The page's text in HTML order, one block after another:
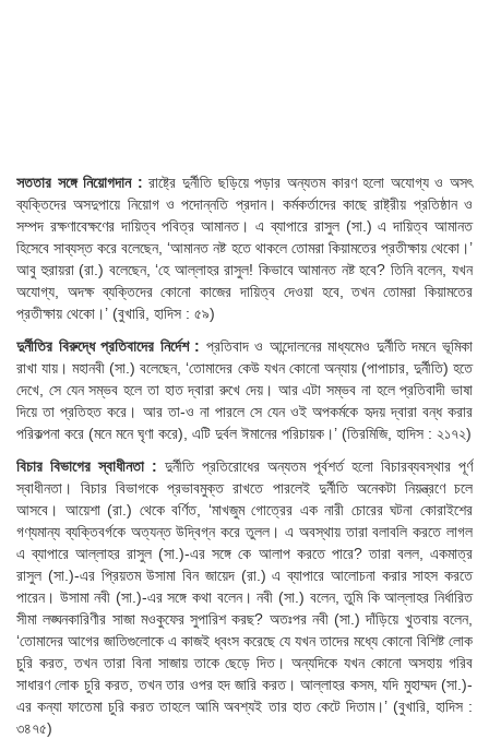
সততার সঙ্গে নিয়োগদান :রাষ্ট্রে দুর্নীতি ছড়িয়ে পড়ার অন্যতম কারণ হলো অযোগ্য ও অসৎ
ব্যক্তিদের অসদুপায়ে নিয়োগ ও পদোন্নতি প্রদান। কর্মকর্তাদের কাছে রাষ্ট্রীয় প্রতিষ্ঠান ও
সম্পদ রক্ষণাবেক্ষণের দায়িত্ব পবিত্র আমানত। এ ব্যাপারে রাসুল (সা.) এ দায়িত্ব আমানত
হিসেবে সাব্যস্ত করে বলেছেন, ‘আমানত নষ্ট হতে থাকলে তোমরা কিয়ামতের প্রতীক্ষায় থেকো।’
আবু হুরায়রা (রা.) বলেছেন, ‘হে আল্লাহর রাসুল! কিভাবে আমানত নষ্ট হবে? তিনি বলেন, যখন
অযোগ্য, অদক্ষ ব্যক্তিদের কোনো কাজের দায়িত্ব দেওয়া হবে, তখন তোমরা কিয়ামতের
প্রতীক্ষায় থেকো।’ (বুখারি, হাদিস : ৫৯)
দুর্নীতির বিরুদ্ধে প্রতিবাদের নির্দেশ : প্রতিবাদ ও আন্দোলনের মাধ্যমেও দুর্নীতি দমনে ভূমিকা
রাখা যায়। মহানবী (সা.) বলেছেন, ‘তোমাদের কেউ যখন কোনো অন্যায় (পাপাচার, দুর্নীতি) হতে
দেখে, সে যেন সম্ভব হলে তা হাত দ্বারা রুখে দেয়। আর এটা সম্ভব না হলে প্রতিবাদী ভাষা
দিয়ে তা প্রতিহত করে। আর তা-ও না পারলে সে যেন ওই অপকর্মকে হৃদয় দ্বারা বন্ধ করার
পরিকল্পনা করে (মনে মনে ঘৃণা করে), এটি দুর্বল ঈমানের পরিচায়ক।’ (তিরমিজি, হাদিস : ২১৭২)
বিচার বিভাগের স্বাধীনতা: দুর্নীতি প্রতিরোধের অন্যতম পূর্বশর্ত হলো বিচারব্যবস্থার পূর্ণ
স্বাধীনতা। বিচার বিভাগকে প্রভাবমুক্ত রাখতে পারলেই দুর্নীতি অনেকটা নিয়ন্ত্রণে চলে
আসবে। আয়েশা (রা.) থেকে বর্ণিত, ‘মাখজুম গোত্রের এক নারী চোরের ঘটনা কোরাইশের
গণ্যমান্য ব্যক্তিবর্গকে অত্যন্ত উদ্বিগ্ন করে তুলল। এ অবস্থায় তারা বলাবলি করতে লাগল
এ ব্যাপারে আল্লাহর রাসুল (সা.)-এর সঙ্গে কে আলাপ করতে পারে? তারা বলল, একমাত্র
রাসুল (সা.)-এর প্রিয়তম উসামা বিন জায়েদ (রা.) এ ব্যাপারে আলোচনা করার সাহস করতে
পারেন। উসামা নবী (সা.)-এর সঙ্গে কথা বলেন। নবী (সা.) বলেন, তুমি কি আল্লাহর নির্ধারিত
সীমা লঙ্ঘনকারিণীর সাজা মওকুফের সুপারিশ করছ? অতঃপর নবী (সা.) দাঁড়িয়ে খুতবায় বলেন,
‘তোমাদের আগের জাতিগুলোকে এ কাজই ধ্বংস করেছে যে যখন তাদের মধ্যে কোনো বিশিষ্ট লোক
চুরি করত, তখন তারা বিনা সাজায় তাকে ছেড়ে দিত। অন্যদিকে যখন কোনো অসহায় গরিব
সাধারণ লোক চুরি করত, তখন তার ওপর হদ জারি করত। আল্লাহর কসম, যদি মুহাম্মদ (সা.)-
এর কন্যা ফাতেমা চুরি করত তাহলে আমি অবশ্যই তার হাত কেটে দিতাম।’ (বুখারি, হাদিস :
৩৪৭৫)